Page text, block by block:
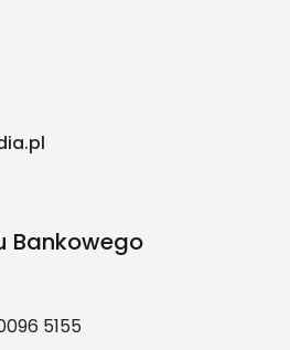
Bankowego
5155